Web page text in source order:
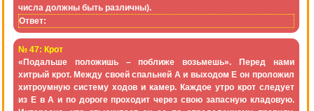
числа должны быть различны).
Ответ:
№ 47: Крот
«Подальше положишь – поближе возьмешь». Перед нами
хитрый крот. Между своей спальней А и выходом Е он проложил
хитроумную систему ходов и камер. Каждое утро крот следует
из Е в А и по дороге проходит через свою запасную кладовую.